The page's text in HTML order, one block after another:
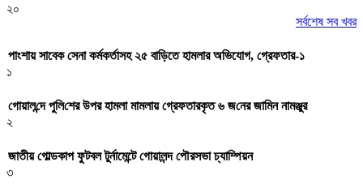
২০
সর্বশেষ সব খবর
পাংশায় সাবেক সেনা কর্মকর্তাসহ ২৫ বাড়িতে হামলার অভিযোগ, গ্রেফতার-১
১
গোয়াল‌ন্দে পু‌লি‌শের উপর হামলা মামলায় গ্রেফতারকৃত ৬ জ‌নের জা‌মিন নামঞ্জুর
২
জাতীয় গোল্ডকাপ ফুটবল টুর্নামেন্টে গোয়ালন্দ পৌরসভা চ্যাম্পিয়ন
৩